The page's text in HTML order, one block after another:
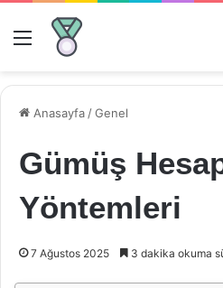
Menü
Anasayfa /Genel
Gümüş
Yöntemleri
7 Ağustos 2025 3 dakika okuma